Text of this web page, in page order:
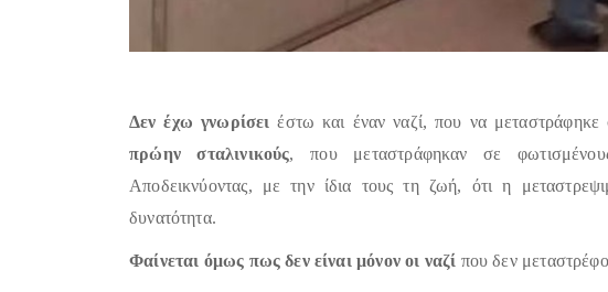
Δεν έχω γνωρίσει έστω και έναν ναζί, που να
πρώην σταλινικούς, που μεταστράφηκαν σε
Αποδεικνύοντας, με την ίδια τους τη ζωή, ότι η
δυνατότητα.
Φαίνεται όμως πως δεν είναι μόνον οι ναζί που δεν